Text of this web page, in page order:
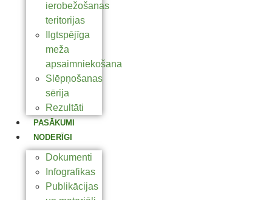
ierobežošanas
teritorijas
Ilgtspējīga
meža
apsaimniekošana
Slēpņošanas
sērija
Rezultāti
PASĀKUMI
NODERĪGI
Dokumenti
Infografikas
Publikācijas